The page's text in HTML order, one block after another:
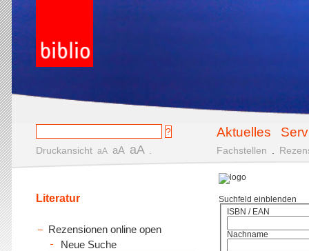
Aktuelles
Druckansicht aA aA aA Fachstellen
Suchfeld einblenden
ISBN / EAN
Nachname
Literatur
Rezensionen online open
Neue Suche